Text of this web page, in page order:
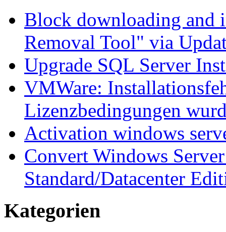
Block downloading and
Removal Tool" via
Upgrade SQL Server
VMWare:
Lizenzbedingungen
Activation windows
Convert Windows
Standard/Datacenter
Kategorien